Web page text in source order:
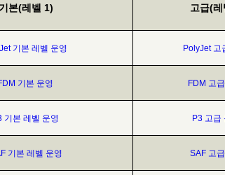
기본(레벨 1) 고급(
기본 레벨 운영 PolyJet 고
기본 운영 FDM 고
기본 레벨 운영 P3 고급
기본 레벨 운영 SAF 고